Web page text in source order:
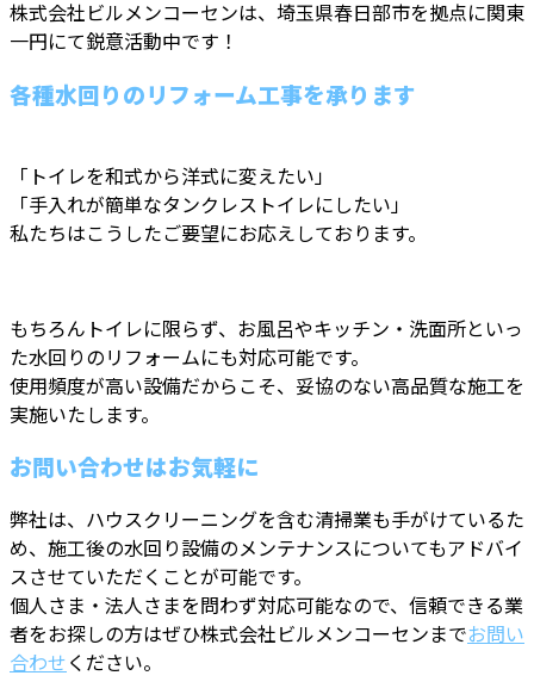
株式会社ビルメンコーセンは、埼玉県春日部市を拠点に関東
一円にて鋭意活動中です！
各種水回りのリフォーム工事を承ります
「トイレを和式から洋式に変えたい」
「手入れが簡単なタンクレストイレにしたい」
私たちはこうしたご要望にお応えしております。
もちろんトイレに限らず、お風呂やキッチン・洗面所といっ
た水回りのリフォームにも対応可能です。
使用頻度が高い設備だからこそ、妥協のない高品質な施工を
実施いたします。
お問い合わせはお気軽に
弊社は、ハウスクリーニングを含む清掃業も手がけているた
め、施工後の水回り設備のメンテナンスについてもアドバイ
スさせていただくことが可能です。
個人さま・法人さまを問わず対応可能なので、信頼できる業
者をお探しの方はぜひ株式会社ビルメンコーセンまでお問い
合わせください。